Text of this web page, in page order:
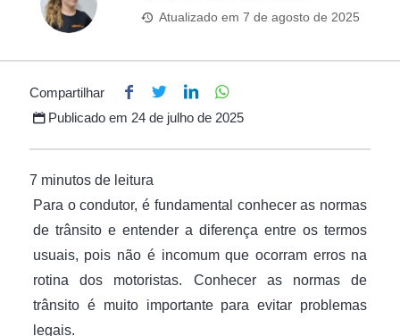
Atualizado em 7 de agosto de 2025
Compartilhar
Publicado em 24 de julho de 2025
Para o condutor, é fundamental conhecer as normas
de trânsito e entender a diferença entre os termos
usuais, pois não é incomum que ocorram erros na
rotina dos motoristas. Conhecer as normas de
trânsito é muito importante para evitar problemas
legais.